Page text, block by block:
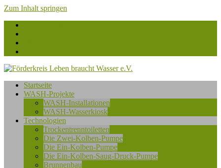
Zum Inhalt springen
Förderkreis
Leben
e.V.
Startseite
WASH-Projekte
WASH-Installationen
WASH-Wasserkiosk
Technologien
Trockentrenntoiletten
Die Zwei-Kolben-Pumpe
Die Ein-Kolben-Pumpe
Die Ein-Kolben-Saug-Druck-Pumpe
Brunnenbau